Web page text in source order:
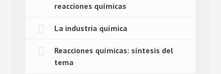
reacciones químicas
La industria química
Reacciones químicas: síntesis del
tema